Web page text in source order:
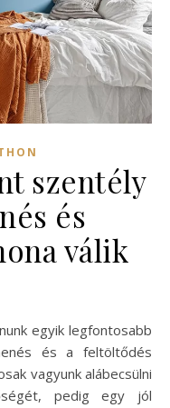
szentély
és
válik
és a feltöltődés
vagyunk alábecsülni
pedig egy jól